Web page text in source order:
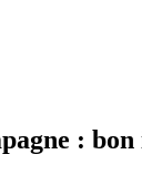
: bon